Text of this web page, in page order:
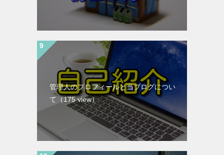
管理人のプロフィールと当ブログについ
て
（175 view）